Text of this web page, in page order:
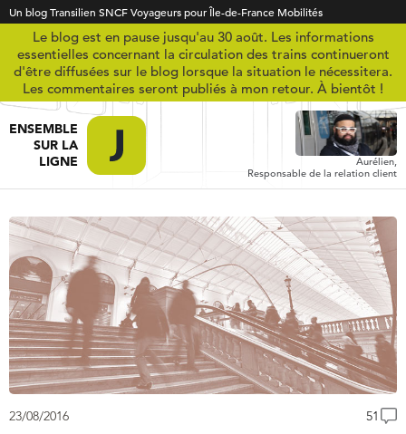
Un blog Transilien SNCF Voyageurs pour Île-de-France Mobilités
Le blog est en pause jusqu'au 30 août. Les informations
essentielles concernant la circulation des trains continueront
d'être diffusées sur le blog lorsque la situation le nécessitera.
Les commentaires seront publiés à mon retour. À bientôt !
ENSEMBLE
SUR LA
LIGNE
Aurélien,
Responsable de la relation client
23/08/2016 51